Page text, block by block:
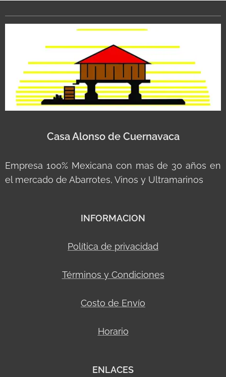
Casa Alonso de Cuernavaca
Empresa 100% Mexicana con mas de 30 años en
el mercado de Abarrotes, Vinos y Ultramarinos
INFORMACION
Política de privacidad
Términos y Condiciones
Costo de Envío
Horario
ENLACES